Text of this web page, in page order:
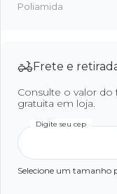
Poliamida
Frete e
Consulte o valor do
gratuita em loja.
Digite seu cep
Selecione um tamanho